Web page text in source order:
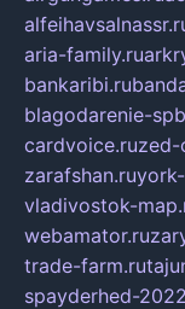
aria-family.ru
bankaribi.ru
blagodarenie-
cardvoice.ruzed-
zarafshan.ru
vladivostok-
webamator.ru
trade-farm.ru
spayderhed-